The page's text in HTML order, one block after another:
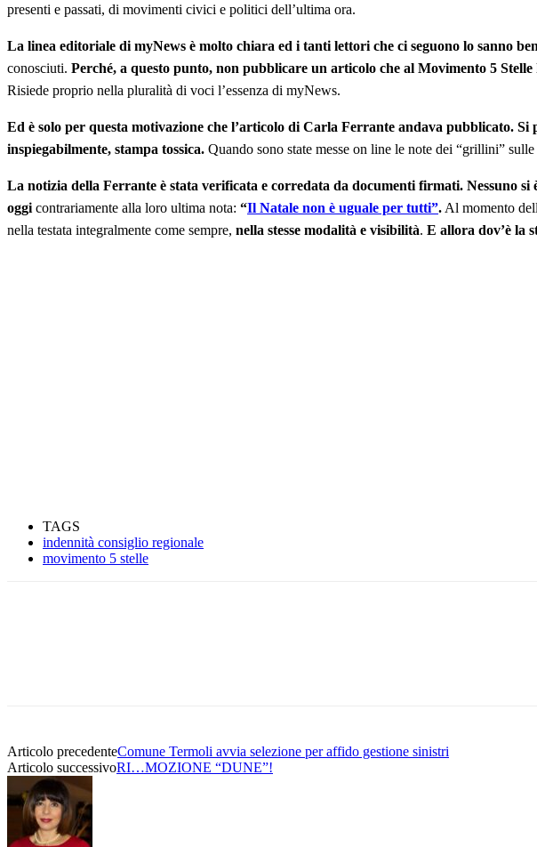
presenti e passati, di movimenti civici e politici dell’ultima ora.
La linea editoriale di myNews è molto chiara ed i tanti lettori che ci seguono lo sanno
conosciuti. Perché, a questo punto, non pubblicare un articolo che al Movimento 5
Risiede proprio nella pluralità di voci l’essenza di myNews.
Ed è solo per questa motivazione che l’articolo di Carla Ferrante andava pubblicato. Si
inspiegabilmente, stampa tossica. Quando sono state messe on line le note dei “grillini”
La notizia della Ferrante è stata verificata e corredata da documenti firmati. Nessuno
oggi contrariamente alla loro ultima nota: “Il Natale non è uguale per tutti”. Al momento
nella testata integralmente come sempre, nella stesse modalità e visibilità. E allora dov’è la
TAGS
indennità consiglio regionale
movimento 5 stelle
Articolo precedenteComune Termoli avvia selezione per affido gestione sinistri
Articolo successivoRI…MOZIONE “DUNE”!